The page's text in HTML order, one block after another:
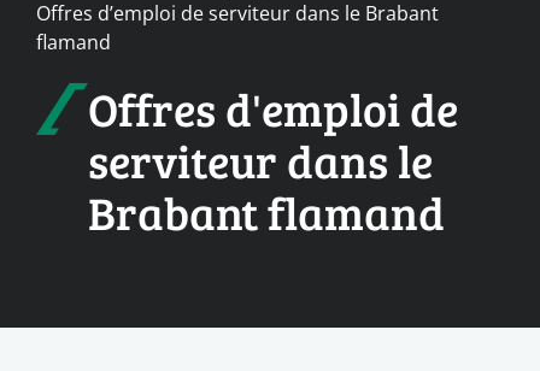
Offres d’emploi de serviteur dans le Brabant
flamand
Offres d'emploi de
serviteur dans le
Brabant flamand